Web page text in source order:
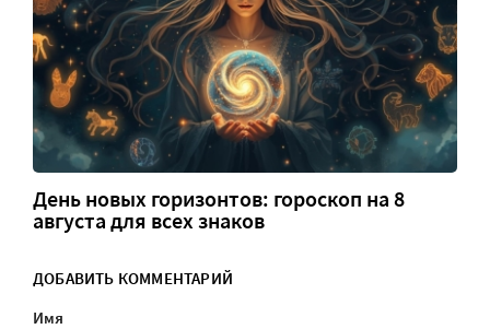
День новых горизонтов: гороскоп на 8
августа для всех знаков
ДОБАВИТЬ КОММЕНТАРИЙ
Имя